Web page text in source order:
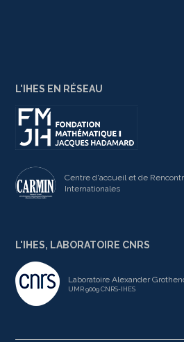
L'IHES EN RÉSEAU
Centre d'accueil et de
Internationales
L'IHES, LABORATOIRE CNRS
Laboratoire Alexander
UMR 9009 CNRS-IHES